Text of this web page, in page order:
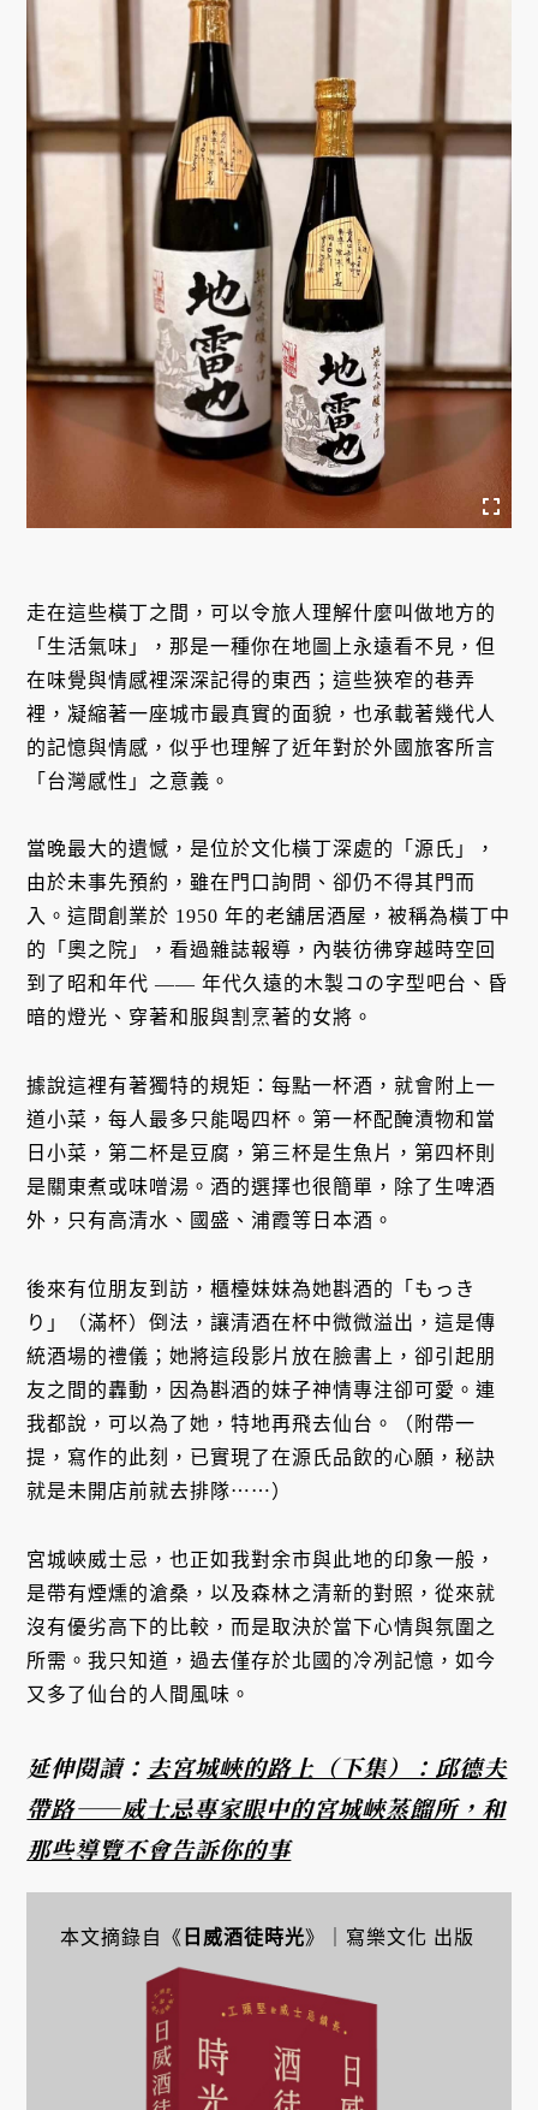
走在這些橫丁之間，可以令旅人理解什麼叫做地方的
「生活氣味」，那是一種你在地圖上永遠看不見，但
在味覺與情感裡深深記得的東西；這些狹窄的巷弄
裡，凝縮著一座城市最真實的面貌，也承載著幾代人
的記憶與情感，似乎也理解了近年對於外國旅客所言
「台灣感性」之意義。
當晚最大的遺憾，是位於文化橫丁深處的「源氏」，
由於未事先預約，雖在門口詢問、卻仍不得其門而
入。這間創業於 1950 年的老舖居酒屋，被稱為橫丁中
的「奧之院」，看過雜誌報導，內裝彷彿穿越時空回
到了昭和年代 —— 年代久遠的木製コの字型吧台、昏
暗的燈光、穿著和服與割烹著的女將。
據說這裡有著獨特的規矩：每點一杯酒，就會附上一
道小菜，每人最多只能喝四杯。第一杯配醃漬物和當
日小菜，第二杯是豆腐，第三杯是生魚片，第四杯則
是關東煮或味噌湯。酒的選擇也很簡單，除了生啤酒
外，只有高清水、國盛、浦霞等日本酒。
後來有位朋友到訪，櫃檯妹妹為她斟酒的「もっき
り」（滿杯）倒法，讓清酒在杯中微微溢出，這是傳
統酒場的禮儀；她將這段影片放在臉書上，卻引起朋
友之間的轟動，因為斟酒的妹子神情專注卻可愛。連
我都說，可以為了她，特地再飛去仙台。（附帶一
提，寫作的此刻，已實現了在源氏品飲的心願，秘訣
就是未開店前就去排隊⋯⋯）
宮城峽威士忌，也正如我對余市與此地的印象一般，
是帶有煙燻的滄桑，以及森林之清新的對照，從來就
沒有優劣高下的比較，而是取決於當下心情與氛圍之
所需。我只知道，過去僅存於北國的冷冽記憶，如今
又多了仙台的人間風味。
延伸閱讀： 去宮城峽的路上（下集）：邱德夫
帶路——威士忌專家眼中的宮城峽蒸餾所，和
那些導覽不會告訴你的事
本文摘錄自《 日威酒徒時光》｜寫樂文化 出版